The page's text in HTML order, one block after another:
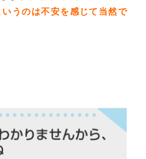
うのは不安を感じて当然で